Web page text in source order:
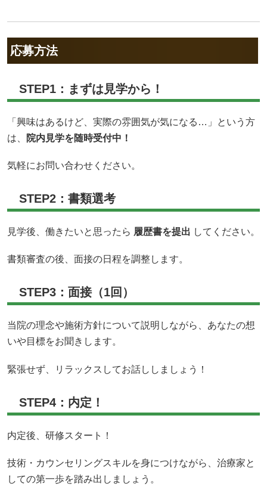
応募方法
STEP1：まずは見学から！
「興味はあるけど、実際の雰囲気が気になる…」という方
は、
院内見学を随時受付中！
気軽にお問い合わせください。
STEP2：書類選考
見学後、働きたいと思ったら 履歴書を提出 してください。
書類審査の後、面接の日程を調整します。
STEP3：面接（1回）
当院の理念や施術方針について説明しながら、あなたの想
いや目標をお聞きします。
緊張せず、リラックスしてお話ししましょう！
STEP4：内定！
内定後、研修スタート！
技術・カウンセリングスキルを身につけながら、治療家と
しての第一歩を踏み出しましょう。